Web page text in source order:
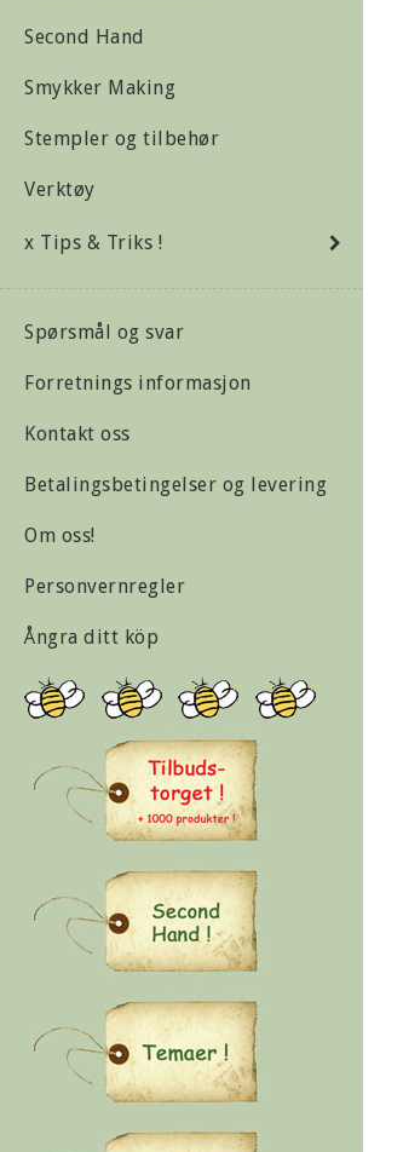
Second Hand
Smykker Making
Stempler og tilbehør
Verktøy
x Tips & Triks !
Spørsmål og svar
Forretnings informasjon
Kontakt oss
Betalingsbetingelser og levering
Om oss!
Personvernregler
Ångra ditt köp